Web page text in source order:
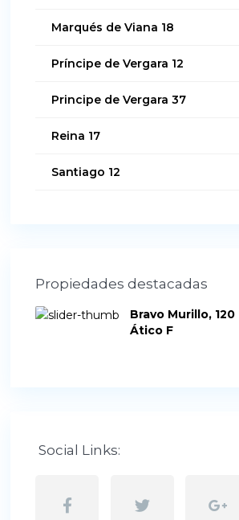
Marqués de Viana 18
Príncipe de Vergara 12
Principe de Vergara 37
Reina 17
Santiago 12
Propiedades destacadas
Bravo Murillo, 120
Ático F
Social Links: